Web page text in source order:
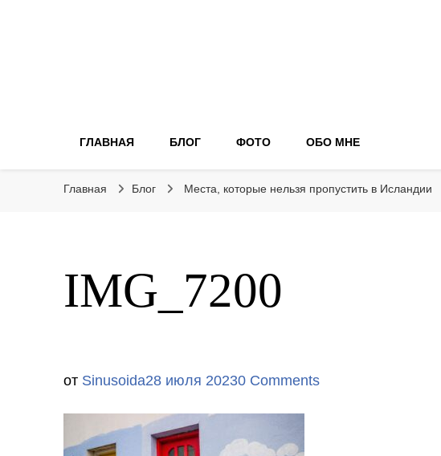
ГЛАВНАЯ БЛОГ ФОТО ОБО МНЕ
Главная Блог Места, которые нельзя пропустить в Исландии
IMG_7200
от Sinusoida28 июля 20230 Comments